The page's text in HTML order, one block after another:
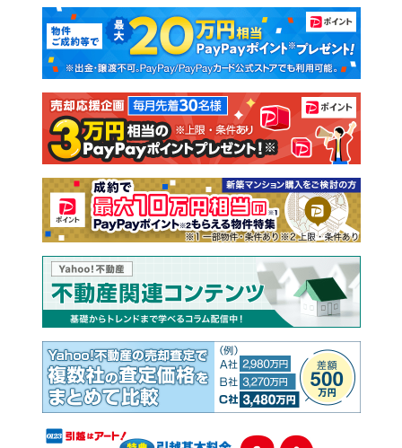
新築マンション 中古マンション
新築一戸建て 中古一戸建て
注文住宅 土地
売却査定
マンションカタログ 教えて！住まいの先生